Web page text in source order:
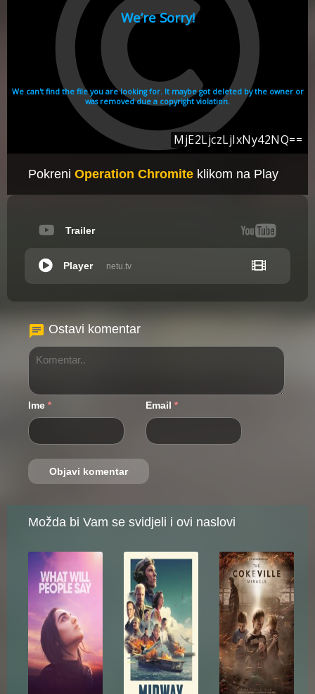
Pokreni Operation Chromite klikom na Play
Trailer
netu.tv
Player
Ostavi komentar
Ime * Email *
Možda bi Vam se svidjeli i ovi naslovi